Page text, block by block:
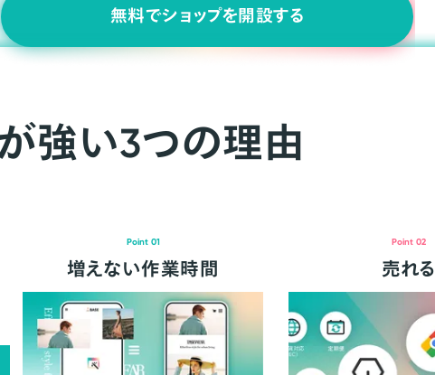
無料でショップを開設する
強い3つの理由
Point 01
増えない作業時間
Point 02
売れる